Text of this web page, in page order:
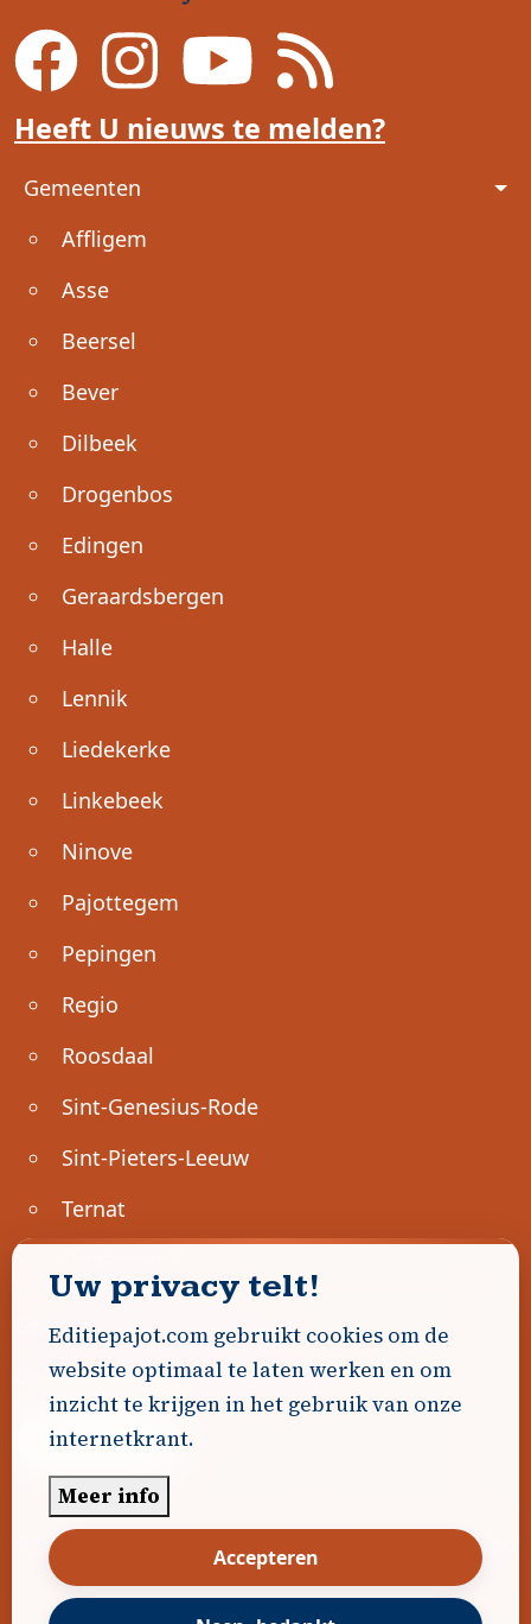
Heeft U nieuws te melden?
Voet
Gemeenten
Affligem
Asse
Beersel
Bever
Dilbeek
Drogenbos
Edingen
Geraardsbergen
Halle
Lennik
Liedekerke
Linkebeek
Ninove
Pajottegem
Pepingen
Regio
Roosdaal
Sint-Genesius-Rode
Sint-Pieters-Leeuw
Ternat
Geen advertenties gevonden.
Uw advertentie hier? Contacteer ons!
Word Partner!
© 2026 Editiepajot.com
Algemene voorwaarden
|Disclaimer Privacybeleid Cookiebeleid|
Gerealiseerd doorDavidHosse.net
Uw privacy telt!
Editiepajot.com gebruikt cookies om de
website optimaal te laten werken en om
inzicht te krijgen in het gebruik van onze
internetkrant.
Meer info
Accepteren